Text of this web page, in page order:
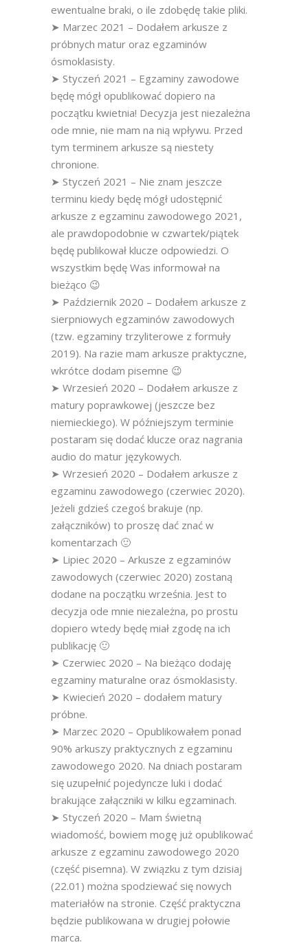
ewentualne braki, o ile zdobędę takie pliki.
➤ Marzec 2021 – Dodałem arkusze z
próbnych matur oraz egzaminów
ósmoklasisty.
➤ Styczeń 2021 – Egzaminy zawodowe
będę mógł opublikować dopiero na
początku kwietnia! Decyzja jest niezależna
ode mnie, nie mam na nią wpływu. Przed
tym terminem arkusze są niestety
chronione.
➤ Styczeń 2021 – Nie znam jeszcze
terminu kiedy będę mógł udostępnić
arkusze z egzaminu zawodowego 2021,
ale prawdopodobnie w czwartek/piątek
będę publikował klucze odpowiedzi. O
wszystkim będę Was informował na
bieżąco 😉
➤ Październik 2020 – Dodałem arkusze z
sierpniowych egzaminów zawodowych
(tzw. egzaminy trzyliterowe z formuły
2019). Na razie mam arkusze praktyczne,
wkrótce dodam pisemne 😉
➤ Wrzesień 2020 – Dodałem arkusze z
matury poprawkowej (jeszcze bez
niemieckiego). W późniejszym terminie
postaram się dodać klucze oraz nagrania
audio do matur językowych.
➤ Wrzesień 2020 – Dodałem arkusze z
egzaminu zawodowego (czerwiec 2020).
Jeżeli gdzieś czegoś brakuje (np.
załączników) to proszę dać znać w
komentarzach 🙂
➤ Lipiec 2020 – Arkusze z egzaminów
zawodowych (czerwiec 2020) zostaną
dodane na początku września. Jest to
decyzja ode mnie niezależna, po prostu
dopiero wtedy będę miał zgodę na ich
publikację 🙂
➤ Czerwiec 2020 – Na bieżąco dodaję
egzaminy maturalne oraz ósmoklasisty.
➤ Kwiecień 2020 – dodałem matury
próbne.
➤ Marzec 2020 – Opublikowałem ponad
90% arkuszy praktycznych z egzaminu
zawodowego 2020. Na dniach postaram
się uzupełnić pojedyncze luki i dodać
brakujące załączniki w kilku egzaminach.
➤ Styczeń 2020 – Mam świetną
wiadomość, bowiem mogę już opublikować
arkusze z egzaminu zawodowego 2020
(część pisemna). W związku z tym dzisiaj
(22.01) można spodziewać się nowych
materiałów na stronie. Część praktyczna
będzie publikowana w drugiej połowie
marca.